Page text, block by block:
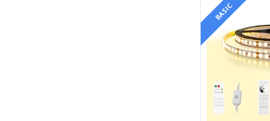
BASIC